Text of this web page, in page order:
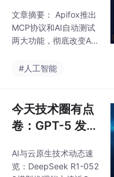
中设置MCP服务器。AI
自动测试功能可智能生
成全面测试用例，覆盖
景。这些工具显著提升
动中解放
测试，开发效率
直接翻倍
文章摘要： Apifox推出
MCP协议和AI自动测试
两大功能，彻底改变API
AI直接读取接口文档，
代码、测试用例和前后
端联调代码。配置过程
简单，只需获取API访问
中设置MCP服务器。AI
自动测试功能可智能生
#人工智能
今天技术圈有点
卷：GPT-5 发
来了、Spring
AI与云原生技术动态速
览：DeepSeek R1-052